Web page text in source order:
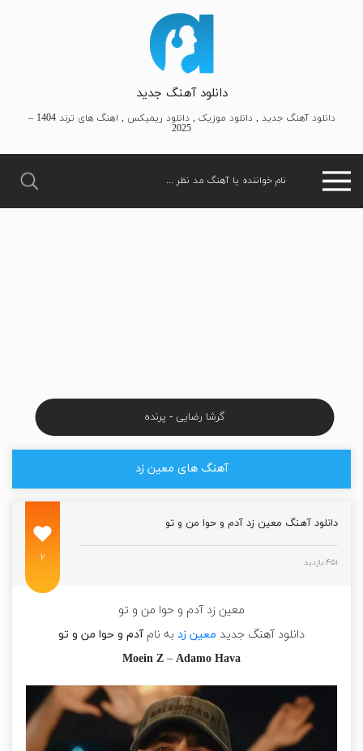
دانلود آهنگ جدید
دانلود آهنگ جدید , دانلود موزیک , دانلود ریمیکس , اهنگ های ترند 1404 –
2025
گرشا رضایی - پرنده
آهنگ های معین زد
دانلود آهنگ معین زد آدم و حوا من و تو
۴۵۱ بازدید ۲
معین زد آدم و حوا من و تو
دانلود آهنگ جدید معین زد به نامآدم و حوا من و تو
Moein Z – Adamo Hava